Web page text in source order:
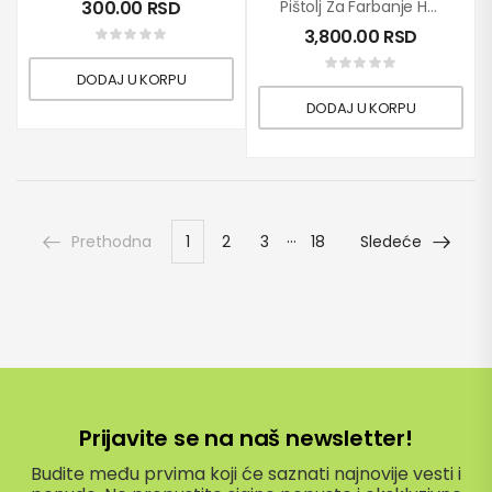
300.00 RSD
DODAJ U KORPU
Pištolj Za Farbanje HVLP Sa 4 Dizne
3,800.00 RSD
DODAJ U KORPU
Prethodna 1 2 3 … 18 Sledeće
Prijavite se na naš newsletter!
Budite među prvima koji će saznati najnovije vesti i